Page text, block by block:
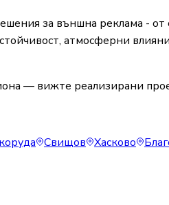
за външна реклама -
атмосферни
— вижте реализирани
Свищов Хасково